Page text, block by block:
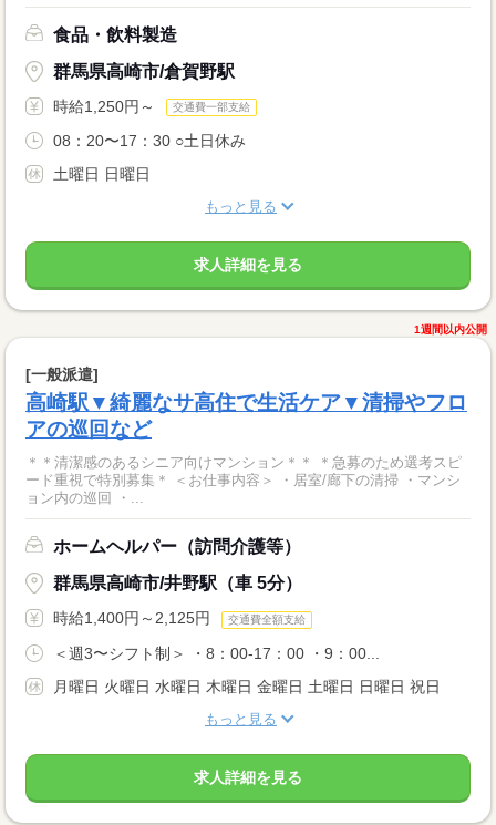
食品・飲料製造
群馬県高崎市/倉賀野駅
時給1,250円～ 交通費一部支給
08：20〜17：30 ○土日休み
土曜日 日曜日
もっと見る
求人詳細を見る
1週間以内公開
[一般派遣]
高崎駅▼綺麗なサ高住で生活ケア▼清掃やフロ
アの巡回など
＊＊清潔感のあるシニア向けマンション＊＊ ＊急募のため選考スピ
ード重視で特別募集＊ ＜お仕事内容＞ ・居室/廊下の清掃 ・マンシ
ョン内の巡回 ・...
ホームヘルパー（訪問介護等）
群馬県高崎市/井野駅（車 5分）
時給1,400円～2,125円 交通費全額支給
＜週3〜シフト制＞ ・8：00-17：00 ・9：00...
月曜日 火曜日 水曜日 木曜日 金曜日 土曜日 日曜日 祝日
もっと見る
求人詳細を見る